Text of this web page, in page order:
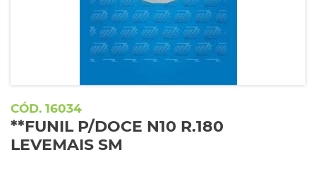
16034
**FUNIL P/DOCE N10 R.180
LEVEMAIS SM